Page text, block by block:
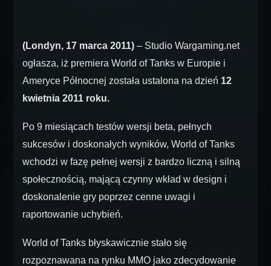
(Londyn, 17 marca 2011) – Studio Wargaming.net
ogłasza, iż premiera World of Tanks w Europie i
Ameryce Północnej została ustalona na dzień 12
kwietnia 2011 roku.
Po 9 miesiącach testów wersji beta, pełnych
sukcesów i doskonałych wyników, World of Tanks
wchodzi w fazę pełnej wersji z bardzo liczną i silną
społecznością, mającą czynny wkład w design i
doskonalenie gry poprzez cenne uwagi i
raportowanie uchybień.
World of Tanks błyskawicznie stało się
rozpoznawana na rynku MMO jako zdecydowanie